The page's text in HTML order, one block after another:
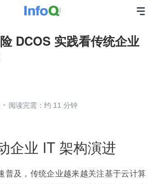
DCOS 实践看传统企业
阅读完需：约 11 分钟
企业 IT 架构演进
普及，传统企业越来越关注基于云计算